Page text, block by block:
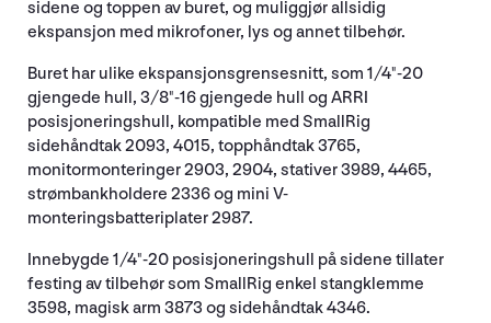
sidene og toppen av buret, og muliggjør allsidig
ekspansjon med mikrofoner, lys og annet tilbehør.
Buret har ulike ekspansjonsgrensesnitt, som 1/4"-20
gjengede hull, 3/8"-16 gjengede hull og ARRI
posisjoneringshull, kompatible med SmallRig
sidehåndtak 2093, 4015, topphåndtak 3765,
monitormonteringer 2903, 2904, stativer 3989, 4465,
strømbankholdere 2336 og mini V-
monteringsbatteriplater 2987.
Innebygde 1/4"-20 posisjoneringshull på sidene tillater
festing av tilbehør som SmallRig enkel stangklemme
3598, magisk arm 3873 og sidehåndtak 4346.